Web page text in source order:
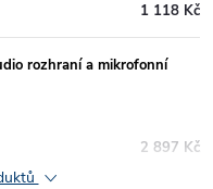
1 118 Kč
rozhraní a mikrofonní
2 897 Kč